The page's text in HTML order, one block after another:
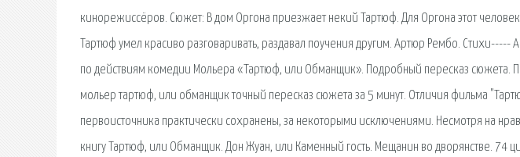
кинорежиссёров. Сюжет: В дом Оргона приезжает некий Тартюф. Для Оргона этот
Тартюф умел красиво разговаривать, раздавал поучения другим. Артюр Рембо.
по действиям комедии Мольера «Тартюф, или Обманщик». Подробный пересказ сюжета.
мольер тартюф, или обманщик точный пересказ сюжета за 5 минут. Отличия фильма
первоисточника практически сохранены, за некоторыми исключениями. Несмотря на
книгу Тартюф, или Обманщик. Дон Жуан, или Каменный гость. Мещанин во дворянстве. 74